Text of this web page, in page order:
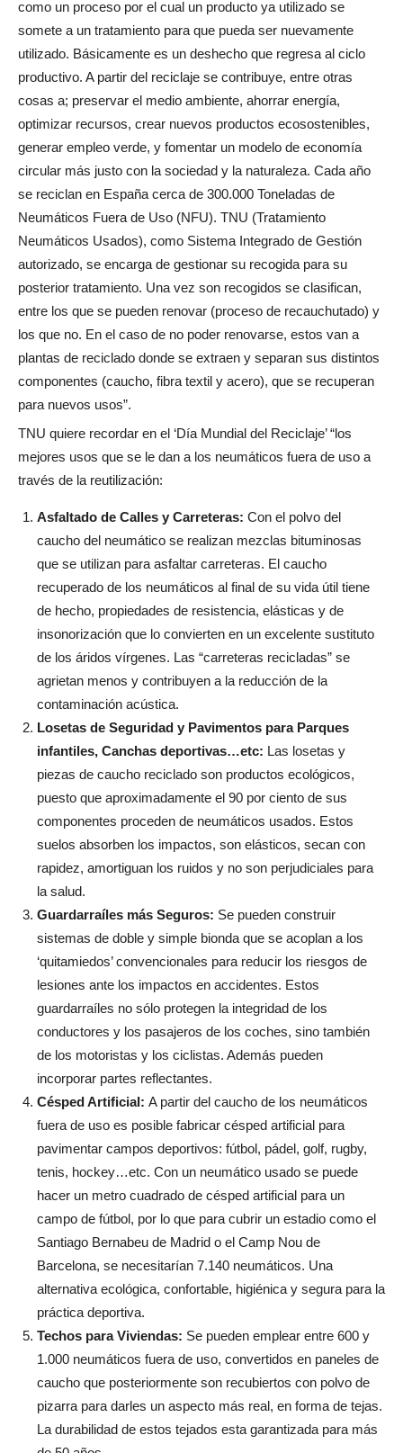
como un proceso por el cual un producto ya utilizado se
somete a un tratamiento para que pueda ser nuevamente
utilizado. Básicamente es un deshecho que regresa al ciclo
productivo. A partir del reciclaje se contribuye, entre otras
cosas a; preservar el medio ambiente, ahorrar energía,
optimizar recursos, crear nuevos productos ecosostenibles,
generar empleo verde, y fomentar un modelo de economía
circular más justo con la sociedad y la naturaleza. Cada año
se reciclan en España cerca de 300.000 Toneladas de
Neumáticos Fuera de Uso (NFU). TNU (Tratamiento
Neumáticos Usados), como Sistema Integrado de Gestión
autorizado, se encarga de gestionar su recogida para su
posterior tratamiento. Una vez son recogidos se clasifican,
entre los que se pueden renovar (proceso de recauchutado) y
los que no. En el caso de no poder renovarse, estos van a
plantas de reciclado donde se extraen y separan sus distintos
componentes (caucho, fibra textil y acero), que se recuperan
para nuevos usos”.
TNU quiere recordar en el ‘Día Mundial del Reciclaje’ “los
mejores usos que se le dan a los neumáticos fuera de uso a
través de la reutilización:
Asfaltado de Calles y Carreteras: Con el polvo del
caucho del neumático se realizan mezclas bituminosas
que se utilizan para asfaltar carreteras. El caucho
recuperado de los neumáticos al final de su vida útil tiene
de hecho, propiedades de resistencia, elásticas y de
insonorización que lo convierten en un excelente sustituto
de los áridos vírgenes. Las “carreteras recicladas” se
agrietan menos y contribuyen a la reducción de la
contaminación acústica.
Losetas de Seguridad y Pavimentos para Parques
infantiles, Canchas deportivas…etc: Las losetas y
piezas de caucho reciclado son productos ecológicos,
puesto que aproximadamente el 90 por ciento de sus
componentes proceden de neumáticos usados. Estos
suelos absorben los impactos, son elásticos, secan con
rapidez, amortiguan los ruidos y no son perjudiciales para
la salud.
Guardarraíles más Seguros: Se pueden construir
sistemas de doble y simple bionda que se acoplan a los
‘quitamiedos’ convencionales para reducir los riesgos de
lesiones ante los impactos en accidentes. Estos
guardarraíles no sólo protegen la integridad de los
conductores y los pasajeros de los coches, sino también
de los motoristas y los ciclistas. Además pueden
incorporar partes reflectantes.
Césped Artificial: A partir del caucho de los neumáticos
fuera de uso es posible fabricar césped artificial para
pavimentar campos deportivos: fútbol, pádel, golf, rugby,
tenis, hockey…etc. Con un neumático usado se puede
hacer un metro cuadrado de césped artificial para un
campo de fútbol, por lo que para cubrir un estadio como el
Santiago Bernabeu de Madrid o el Camp Nou de
Barcelona, se necesitarían 7.140 neumáticos. Una
alternativa ecológica, confortable, higiénica y segura para la
práctica deportiva.
Techos para Viviendas: Se pueden emplear entre 600 y
1.000 neumáticos fuera de uso, convertidos en paneles de
caucho que posteriormente son recubiertos con polvo de
pizarra para darles un aspecto más real, en forma de tejas.
La durabilidad de estos tejados esta garantizada para más